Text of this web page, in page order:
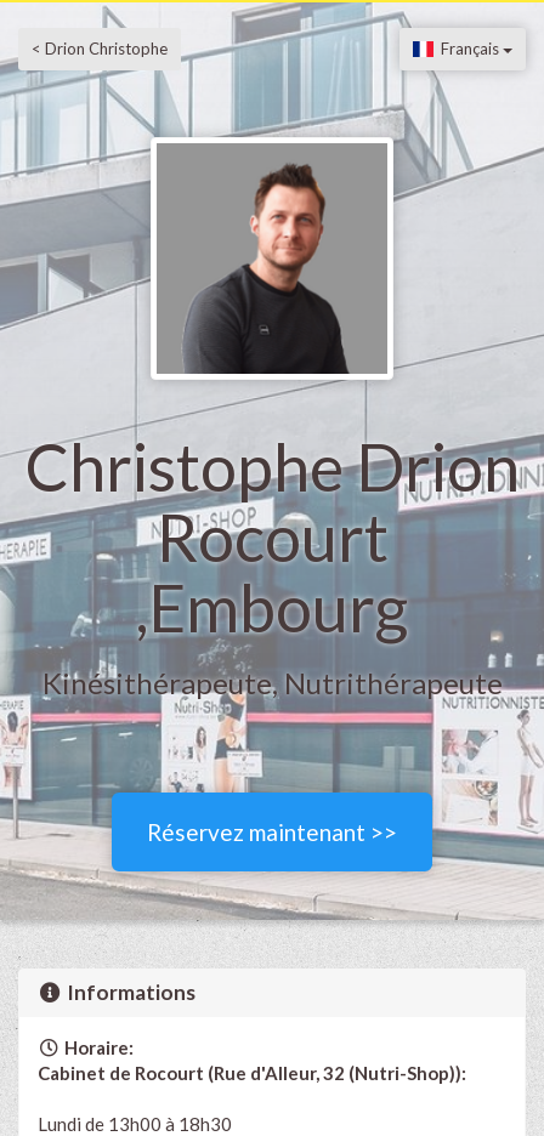
< Drion Christophe Français
Christophe Drion
Rocourt
,Embourg
Kinésithérapeute, Nutrithérapeute
Réservez maintenant >>
Informations
Horaire:
Cabinet de Rocourt (Rue d'Alleur, 32 (Nutri-Shop)):
Lundi de 13h00 à 18h30